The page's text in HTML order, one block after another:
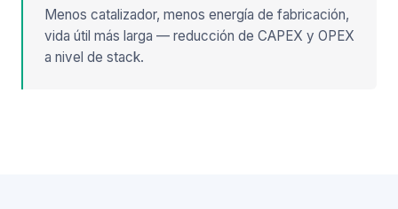
Menos catalizador, menos energía de fabricación,
vida útil más larga — reducción de CAPEX y OPEX
a nivel de stack.